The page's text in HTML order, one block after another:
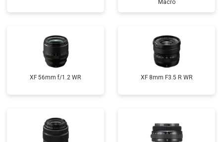
Macro
XF 56mm f/1.2 WR XF 8mm F3.5 R WR